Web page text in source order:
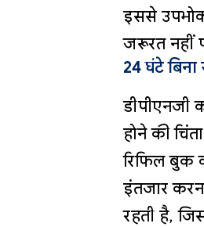
इससे
जरूरत नहीं
24 घंटे
डीपीएनजी
होने की
रिफिल बुक
इंतजार
रहती है,